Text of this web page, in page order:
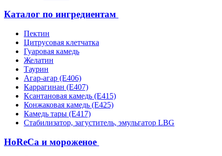
Каталог по ингредиентам
Пектин
Цитрусовая клетчатка
Гуаровая камедь
Желатин
Таурин
Агар-агар (Е406)
Каррагинан (Е407)
Ксантановая камедь (Е415)
Конжаковая камедь (Е425)
Камедь тары (Е417)
Стабилизатор, загуститель, эмульгатор LBG
HoReCa и мороженое